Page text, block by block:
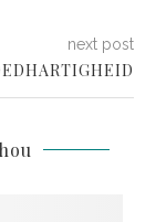
next post